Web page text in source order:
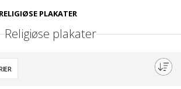
RELIGIØSE PLAKATER
Religiøse plakater